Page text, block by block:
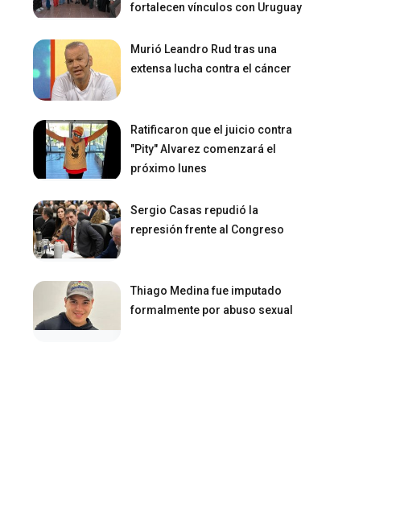
fortalecen vínculos con Uruguay
Murió Leandro Rud tras una
extensa lucha contra el cáncer
Ratificaron que el juicio contra
"Pity" Alvarez comenzará el
próximo lunes
Sergio Casas repudió la
represión frente al Congreso
Thiago Medina fue imputado
formalmente por abuso sexual